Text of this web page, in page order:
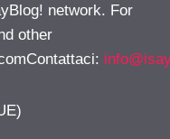
network. For
other
: